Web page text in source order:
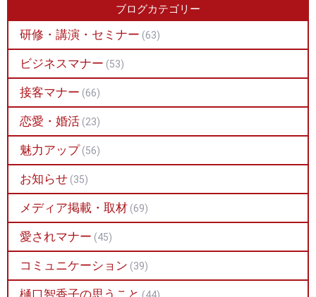
ブログカテゴリー
研修・講演・セミナー (63)
ビジネスマナー (53)
接客マナー (66)
恋愛・婚活 (23)
魅力アップ (56)
お知らせ (35)
メディア掲載・取材 (69)
愛されマナー (45)
コミュニケーション (39)